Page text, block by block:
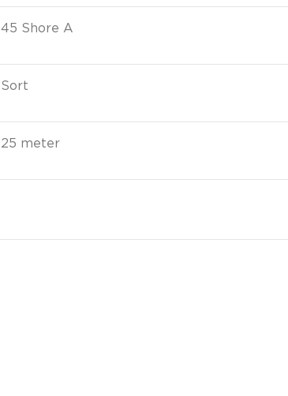
45 Shore A
Sort
25 meter